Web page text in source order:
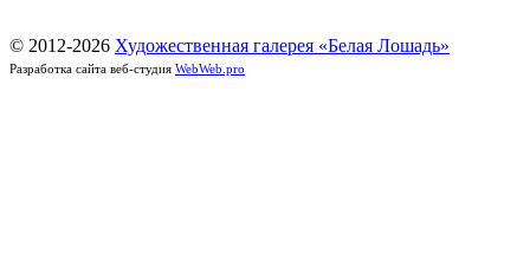
© 2012-2026 Художественная галерея «Белая Лошадь»
Разработка сайта веб-студия WebWeb.pro